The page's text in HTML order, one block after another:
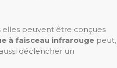
elles peuvent être conçues
à faisceau infrarouge peut,
déclencher un